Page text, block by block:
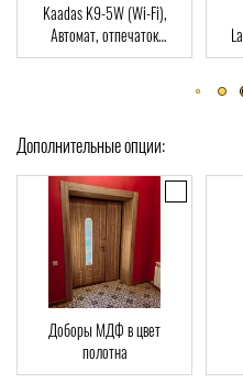
Kaadas K13-F
Lamborghini (медный),
Автомат, Face-ID,
Дополнительные опции:
Доборы МДФ в цвет
полотна